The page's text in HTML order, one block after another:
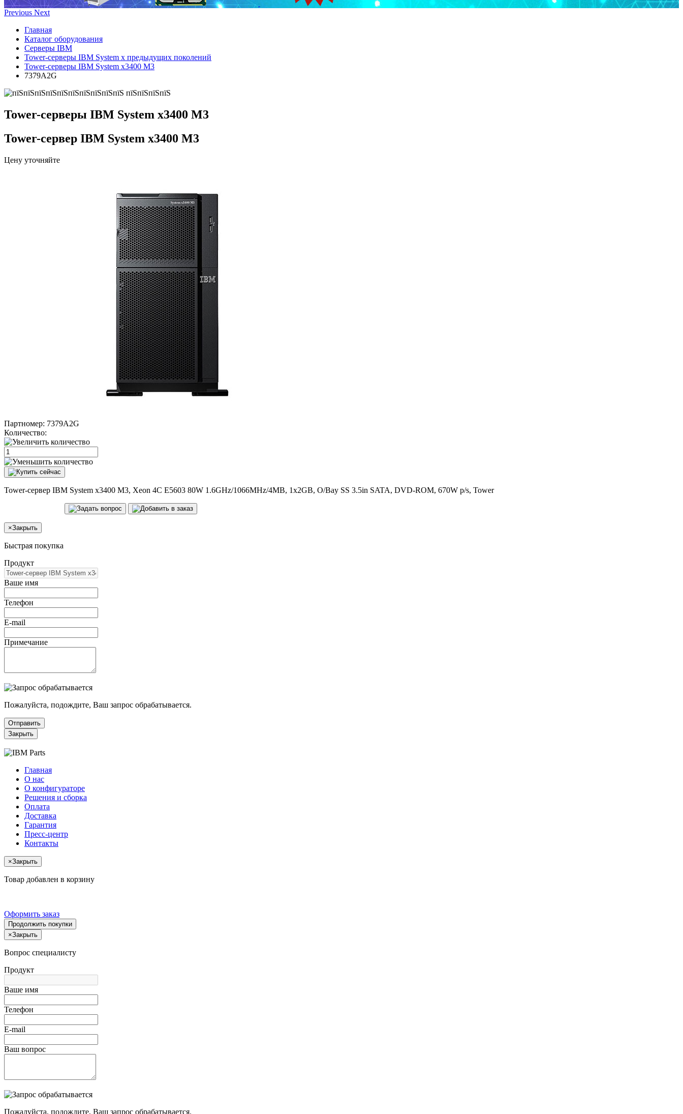
Previous Next
Главная
Каталог оборудования
Серверы IBM
Tower-серверы IBM System x предыдущих поколений
Tower-серверы IBM System x3400 M3
7379A2G
Tower-серверы IBM System x3400 M3
Tower-сервер IBM System x3400 M3
Цену уточняйте
Партномер: 7379A2G
Количество:
Tower-сервер IBM System x3400 M3, Xeon 4C E5603 80W 1.6GHz/1066MHz/4MB, 1x2GB, O/Bay SS 3.5in SATA, DVD-ROM, 670W p/s, Tower
×Закрыть
Быстрая покупка
Продукт
Ваше имя
Телефон
E-mail
Примечание
Пожалуйста, подождите, Ваш запрос обрабатывается.
Отправить
Закрыть
Главная
О нас
О конфигураторе
Решения и сборка
Оплата
Доставка
Гарантия
Пресс-центр
Контакты
×Закрыть
Товар добавлен в корзину
Оформить заказ
Продолжить покупки
×Закрыть
Вопрос специалисту
Продукт
Ваше имя
Телефон
E-mail
Ваш вопрос
Пожалуйста, подождите, Ваш запрос обрабатывается.